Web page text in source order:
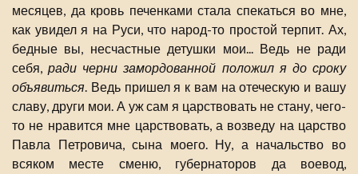
месяцев, да кровь печенками стала спекаться во мне,
как увидел я на Руси, что народ-то простой терпит. Ах,
бедные вы, несчастные детушки мои... Ведь не ради
себя,ради черни замордованной положил я до сроку
объявиться. Ведь пришел я к вам на отеческую и вашу
славу, други мои. А уж сам я царствовать не стану, чего-
то не нравится мне царствовать, а возведу на царство
Павла Петровича, сына моего. Ну, а начальство во
всяком месте сменю, губернаторов да воевод,